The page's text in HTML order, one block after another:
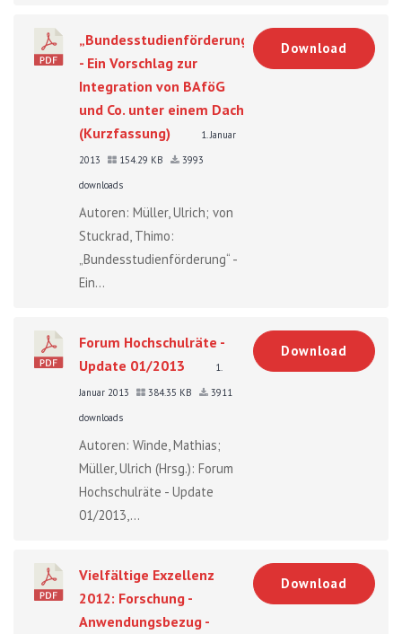
„Bundesstudienförderung“
- Ein Vorschlag zur
Integration von BAföG
und Co. unter einem Dach
(Kurzfassung)
1. Januar
2013
154.29 KB
3993
downloads
Autoren: Müller, Ulrich; von
Stuckrad, Thimo:
„Bundesstudienförderung“ -
Ein...
Download
Forum Hochschulräte -
Update 01/2013
1.
Januar 2013
384.35 KB
3911
downloads
Autoren: Winde, Mathias;
Müller, Ulrich (Hrsg.): Forum
Hochschulräte - Update
01/2013,...
Download
Vielfältige Exzellenz
2012: Forschung -
Anwendungsbezug -
Download